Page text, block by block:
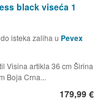
black viseća 1
isteka zaliha u Pevex
Visina artikla 36 cm Širina
Boja Crna...
179,99 €